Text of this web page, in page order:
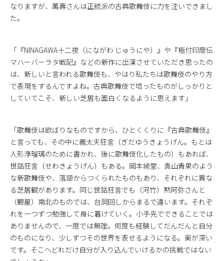
なりますが、萬壽さんは正統派の古典歌舞伎に力を注いできまし
た。
「『NINAGAWA十二夜（にながわ じゅうにや）』や『極付印度伝
マハーバーラタ戦記』などの新作に出演させていただき思ったの
は、新しいと言われる歌舞伎も、やはり私たちは歌舞伎のやり方
で表現をするんですよね。古典歌舞伎で培ったものがしっかりと
していてこそ、新しい芝居も面白くなるように思えます」
「歌舞伎は欲ばりなものですから、ひとくくりに『古典歌舞伎』
と言っても、その中に義太夫狂言（ぎだゆうきょうげん。もとは
人形浄瑠璃のために書かれ、後に歌舞伎化したもの）もあれば、
世話狂言（せわきょうげん）もある。岡本綺堂、真山青果のよう
な新歌舞伎や、落語からつくられたものもあり、それぞれに異な
る芝居観があります。同じ世話狂言でも（河竹）黙阿弥さんと
（鶴屋）南北のものでは、台詞回しからまるで違います。それぞ
れを一つずつ勉強して身に着けていく。小手先でできることでは
ありませんので、一度では無理。何度も経験してだんだんと自分
のものになり、少しずつその世界を表せるようになる。奥が深い
です。そこへどれだけ自分が入り込んでいけるかの挑戦ではない